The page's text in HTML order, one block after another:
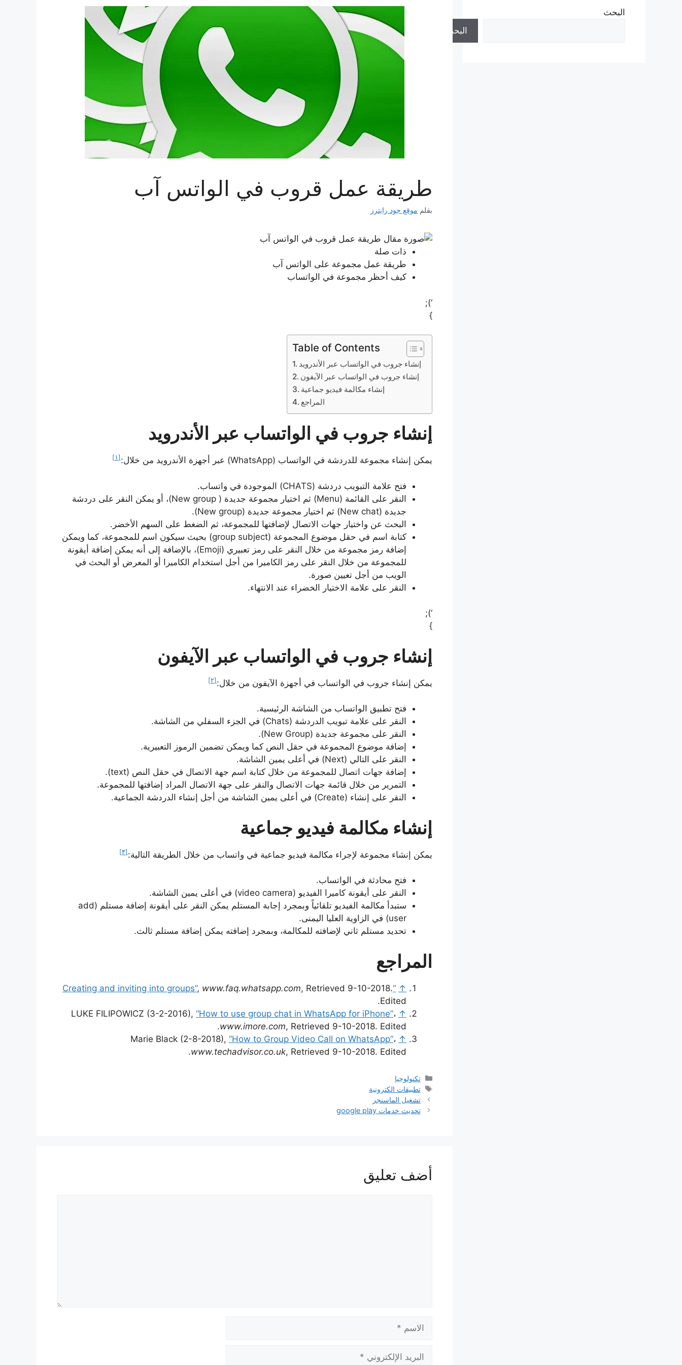
طريقة عمل قروب في الواتس آب
بقلم موقع جود رايترز
ذات صلة
طريقة عمل مجموعة على الواتس آب
كيف أحظر مجموعة في الواتساب
‘);
}
Table of Contents
إنشاء جروب في الواتساب عبر الأندرويد
إنشاء جروب في الواتساب عبر الآيفون
إنشاء مكالمة فيديو جماعية
المراجع
إنشاء جروب في الواتساب عبر الأندرويد
يمكن إنشاء مجموعة للدردشة في الواتساب (WhatsApp) عبر أجهزة الأندرويد من خلال: [١]
فتح علامة التبويب دردشة (CHATS) الموجودة في واتساب.
النقر على القائمة (Menu) ثم اختيار مجموعة جديدة ( New group)، أو يمكن النقر على دردشة
جديدة (New chat) ثم اختيار مجموعة جديدة (New group).
البحث عن واختيار جهات الاتصال لإضافتها للمجموعة، ثم الضغط على السهم الأخضر.
كتابة اسم في حقل موضوع المجموعة (group subject) بحيث سيكون اسم للمجموعة، كما ويمكن
إضافة رمز مجموعة من خلال النقر على رمز تعبيري (Emoji)، بالإضافة إلى أنه يمكن إضافة أيقونة
للمجموعة من خلال النقر على رمز الكاميرا من أجل استخدام الكاميرا أو المعرض أو البحث في
الويب من أجل تعيين صورة.
النقر على علامة الاختيار الخضراء عند الانتهاء.
‘);
}
إنشاء جروب في الواتساب عبر الآيفون
يمكن إنشاء جروب في الواتساب في أجهزة الآيفون من خلال: [٢]
فتح تطبيق الواتساب من الشاشة الرئيسية.
النقر على علامة تبويب الدردشة (Chats) في الجزء السفلي من الشاشة.
النقر على مجموعة جديدة (New Group).
إضافة موضوع المجموعة في حقل النص كما ويمكن تضمين الرموز التعبيرية.
النقر على التالي (Next) في أعلى يمين الشاشة.
إضافة جهات اتصال للمجموعة من خلال كتابة اسم جهة الاتصال في حقل النص (text).
التمرير من خلال قائمة جهات الاتصال والنقر على جهة الاتصال المراد إضافتها للمجموعة.
النقر على إنشاء (Create) في أعلى يمين الشاشة من أجل إنشاء الدردشة الجماعية.
إنشاء مكالمة فيديو جماعية
يمكن إنشاء مجموعة لإجراء مكالمة فيديو جماعية في واتساب من خلال الطريقة التالية: [٣]
فتح محادثة في الواتساب.
النقر على أيقونة كاميرا الفيديو (video camera) في أعلى يمين الشاشة.
ستبدأ مكالمة الفيديو تلقائياً وبمجرد إجابة المستلم يمكن النقر على أيقونة إضافة مستلم (add
user) في الزاوية العليا اليمنى.
تحديد مستلم ثاني لإضافته للمكالمة، وبمجرد إضافته يمكن إضافة مستلم ثالث.
المراجع
↑
“Creating and inviting into groups”
, www.faq.whatsapp.com, Retrieved 9-10-2018.
Edited.
↑
LUKE FILIPOWICZ (3-2-2016), “How to use group chat in WhatsApp for iPhone”،
www.imore.com, Retrieved 9-10-2018. Edited.
↑
Marie Black (2-8-2018), “How to Group Video Call on WhatsApp”،
www.techadvisor.co.uk, Retrieved 9-10-2018. Edited.
التصنيفات
تكنولوجيا
الوسوم
تطبيقات الكترونية
تشغيل الماسنجر
تحديث خدمات google play
أضف تعليق
البحث
البحث